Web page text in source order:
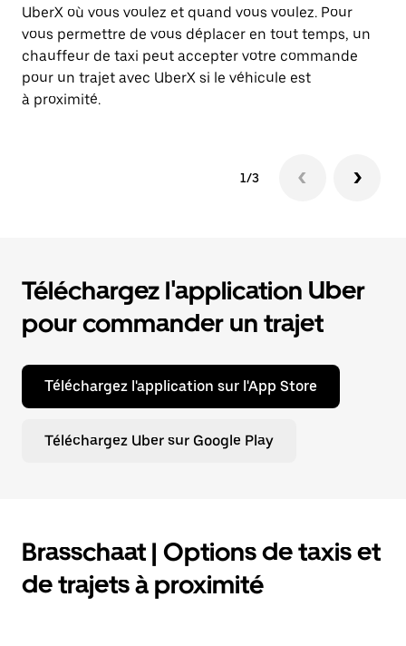
UberX où vous voulez et quand vous voulez. Pour
vous permettre de vous déplacer en tout temps, un
chauffeur de taxi peut accepter votre commande
pour un trajet avec UberX si le véhicule est
à proximité.
1/3
Téléchargez l'application Uber
pour commander un trajet
Téléchargez l'application sur l'App Store
Téléchargez Uber sur Google Play
Brasschaat | Options de taxis et
de trajets à proximité